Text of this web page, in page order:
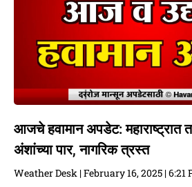
आजचे हवामान अपडेट: महाराष्ट्रात
अंशांच्या पार, नागरिक त्रस्त
Weather Desk February 16, 2025 6:21